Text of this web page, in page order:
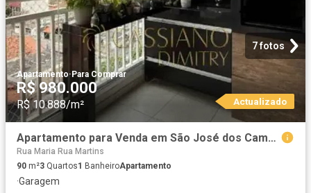
7 fotos
Apartamento·Para Comprar
R$ 980.000
R$ 10.888/m² Actualizado
Apartamento para Venda em São José dos Campos/SP Conjunto Residencial Trinta e Um de Março 3 Quartos
Rua Maria Rua Martins
90 m²3 Quartos1 BanheiroApartamento
·Garagem